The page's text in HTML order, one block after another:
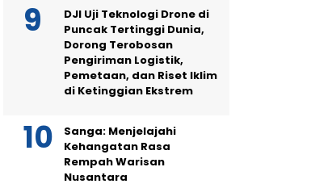
DJI Uji Teknologi Drone di
Puncak Tertinggi Dunia,
Dorong Terobosan
Pengiriman Logistik,
Pemetaan, dan Riset Iklim
di Ketinggian Ekstrem
Sanga: Menjelajahi
Kehangatan Rasa
Rempah Warisan
Nusantara